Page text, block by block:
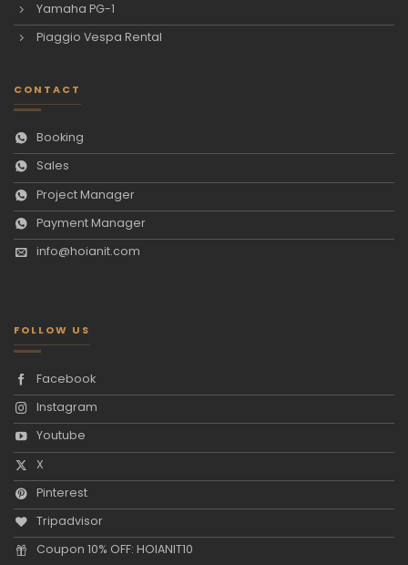
Yamaha PG-1
Piaggio Vespa Rental
CONTACT
Booking
Sales
Project Manager
Payment Manager
info@hoianit.com
FOLLOW US
Facebook
Instagram
Youtube
X
Pinterest
Tripadvisor
Coupon 10% OFF: HOIANIT10